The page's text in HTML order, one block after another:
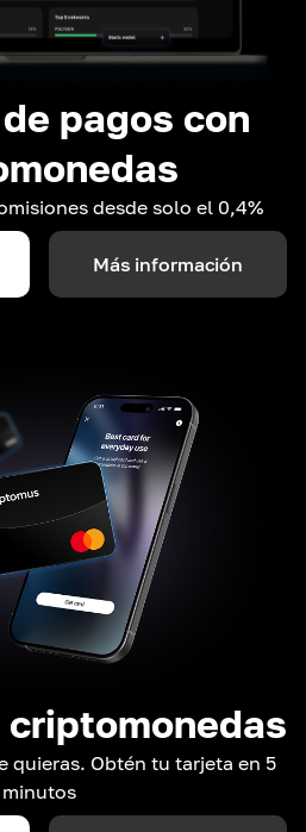
pagos con
desde solo el 0,4%
Más información
quieras. Obtén tu tarjeta en 5
minutos